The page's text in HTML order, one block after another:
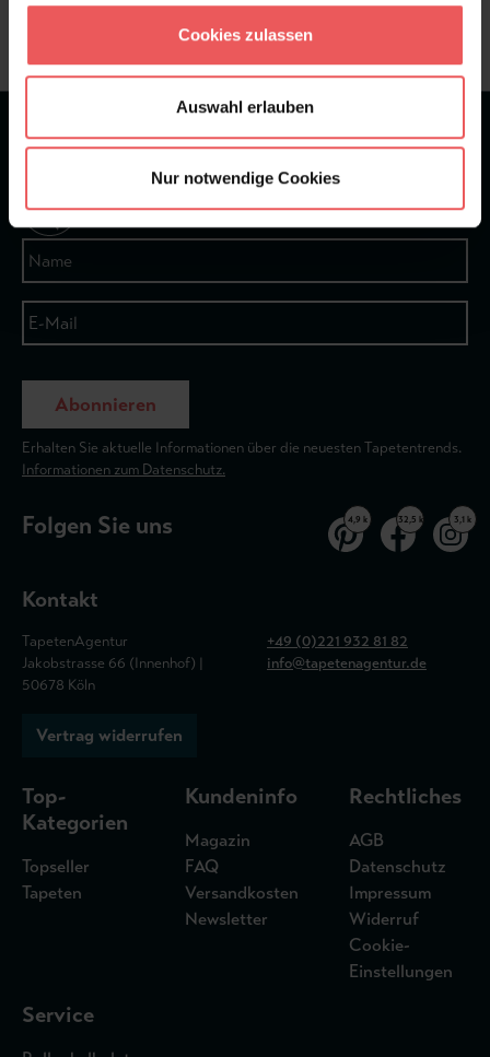
Cookies zulassen
Auswahl erlauben
Nur notwendige Cookies
★★★★★Bei 1245 Bewertungen
Abonnieren
Erhalten Sie aktuelle Informationen über die neuesten Tapetentrends.
Informationen zum Datenschutz.
Folgen Sie uns 4,9 k 32,5 k 3,1 k
Kontakt
TapetenAgentur
Jakobstrasse 66 (Innenhof) |
50678 Köln
+49 (0)221 932 81 82
info@tapetenagentur.de
Vertrag widerrufen
Top-
Kategorien
Topseller
Tapeten
Kundeninfo
Magazin
FAQ
Versandkosten
Newsletter
Rechtliches
AGB
Datenschutz
Impressum
Widerruf
Cookie-
Einstellungen
Service